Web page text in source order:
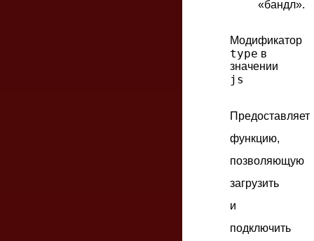
«бандл».
Модификатор
type в
значении
js
Предоставляет
функцию,
позволяющую
загрузить
и
подключить